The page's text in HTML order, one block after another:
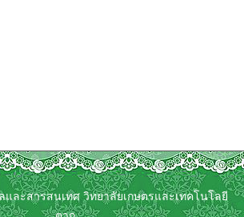
ละสารสนเทศ วิทยาลัยเกษตรและเทคโนโลยี